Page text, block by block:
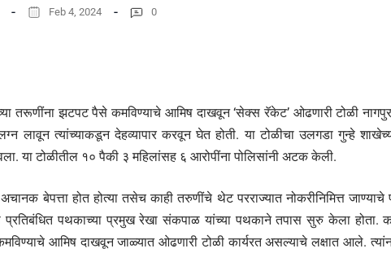
Feb 4, 2024 0
तरूणींना झटपट पैसे कमविण्याचे आमिष दाखवून ‘सेक्स रॅकेट’ ओढणारी टोळी
लावून त्यांच्याकडून देहव्यापार करवून घेत होती. या टोळीचा उलगडा गुन्हे
या टोळीतील १० पैकी ३ महिलांसह ६ आरोपींना पोलिसांनी अटक केली.
बेपत्ता होत होत्या तसेच काही तरुणींचे थेट परराज्यात नोकरीनिमित्त
पथकाच्या प्रमुख रेखा संकपाळ यांच्या पथकाने तपास सुरु केला होता.
आमिष दाखवून जाळ्यात ओढणारी टोळी कार्यरत असल्याचे लक्षात आले. त्यांना